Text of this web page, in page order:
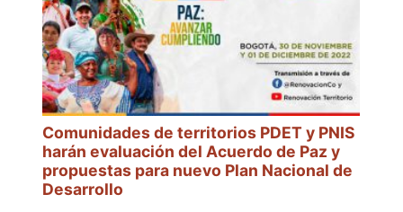
Comunidades de territorios PDET y PNIS
harán evaluación del Acuerdo de Paz y
propuestas para nuevo Plan Nacional de
Desarrollo